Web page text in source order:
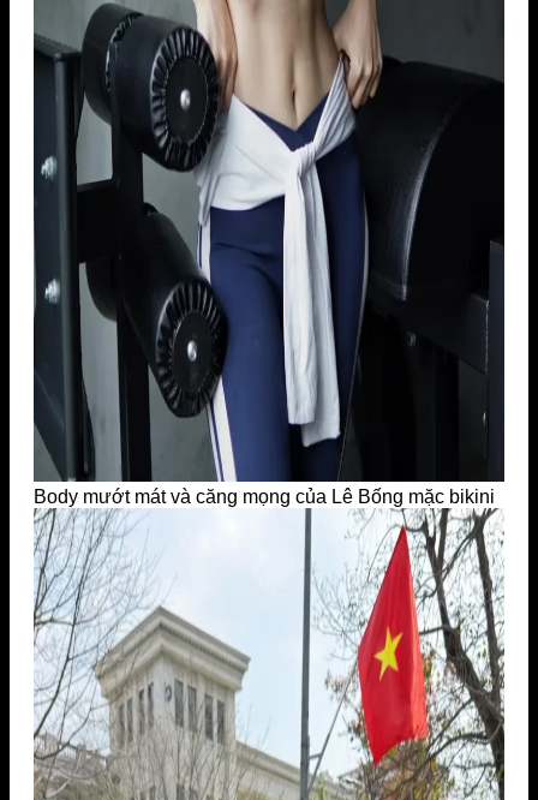
Body mướt mát và căng mọng của Lê Bống mặc bikini